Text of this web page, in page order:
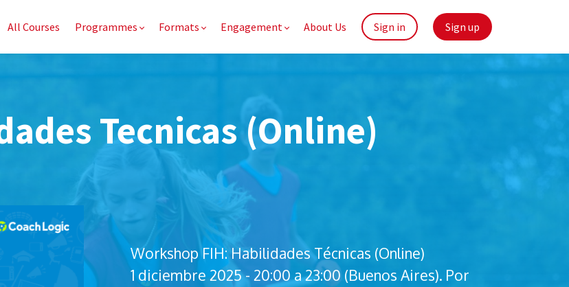
All Courses Programmes Formats Engagement About Us Sign in Sign up
Tecnicas (Online)
Workshop FIH: Habilidades Técnicas (Online)
1 diciembre 2025 - 20:00 a 23:00 (Buenos Aires). Por